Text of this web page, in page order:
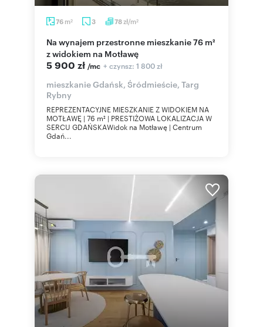
76 m2 3 78zł/m2
Na wynajem przestronne mieszkanie 76 m²
z widokiem na Motławę
5 900 zł /mc + czynsz: 1 800 zł
mieszkanie Gdańsk, Śródmieście, Targ
Rybny
REPREZENTACYJNE MIESZKANIE Z WIDOKIEM NA
MOTŁAWĘ | 76 m² | PRESTIŻOWA LOKALIZACJA W
SERCU GDAŃSKAWidok na Motławę | Centrum
Gdań...